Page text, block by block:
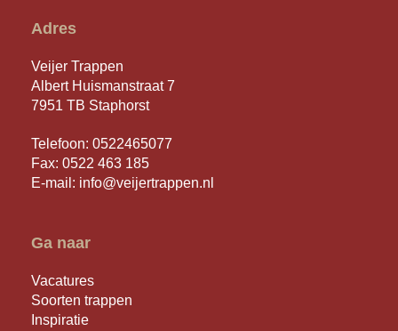
Adres
Veijer Trappen
Albert Huismanstraat 7
7951 TB Staphorst
Telefoon: 0522465077
Fax: 0522 463 185
E-mail: info@veijertrappen.nl
Ga naar
Vacatures
Soorten trappen
Inspiratie